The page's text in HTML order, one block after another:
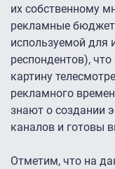
их собственному
рекламные
используемой для
респондентов),
картину
рекламного
знают о создании
каналов и готовы
Отметим, что на